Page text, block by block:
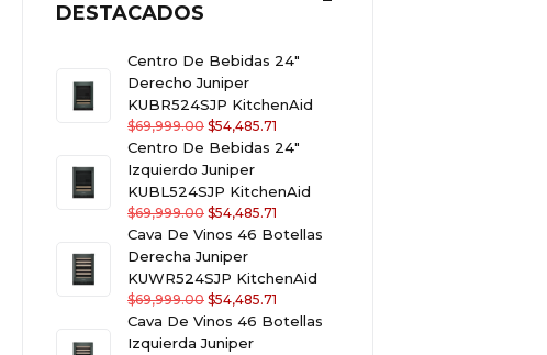
DESTACADOS
Centro De Bebidas 24"
Derecho Juniper
KUBR524SJP KitchenAid
$69,999.00 $54,485.71
Centro De Bebidas 24"
Izquierdo Juniper
KUBL524SJP KitchenAid
$69,999.00 $54,485.71
Cava De Vinos 46 Botellas
Derecha Juniper
KUWR524SJP KitchenAid
$69,999.00 $54,485.71
Cava De Vinos 46 Botellas
Izquierda Juniper